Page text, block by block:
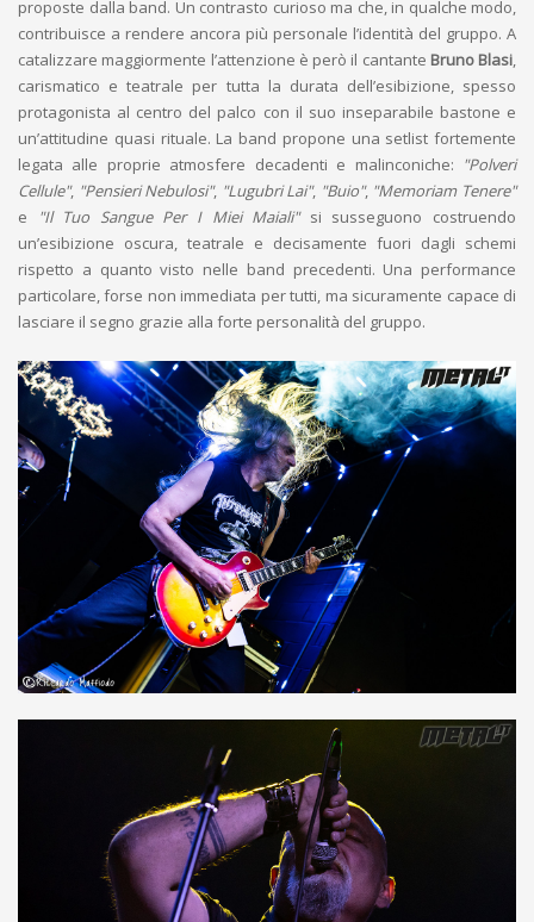
proposte dalla band. Un contrasto curioso ma che, in qualche modo,
contribuisce a rendere ancora più personale l’identità del gruppo. A
catalizzare maggiormente l’attenzione è però il cantante Bruno Blasi,
carismatico e teatrale per tutta la durata dell’esibizione, spesso
protagonista al centro del palco con il suo inseparabile bastone e
un’attitudine quasi rituale. La band propone una setlist fortemente
legata alle proprie atmosfere decadenti e malinconiche: "Polveri
Cellule", "Pensieri Nebulosi", "Lugubri Lai", "Buio", "Memoriam Tenere"
e "Il Tuo Sangue Per I Miei Maiali"si susseguono costruendo
un’esibizione oscura, teatrale e decisamente fuori dagli schemi
rispetto a quanto visto nelle band precedenti. Una performance
particolare, forse non immediata per tutti, ma sicuramente capace di
lasciare il segno grazie alla forte personalità del gruppo.